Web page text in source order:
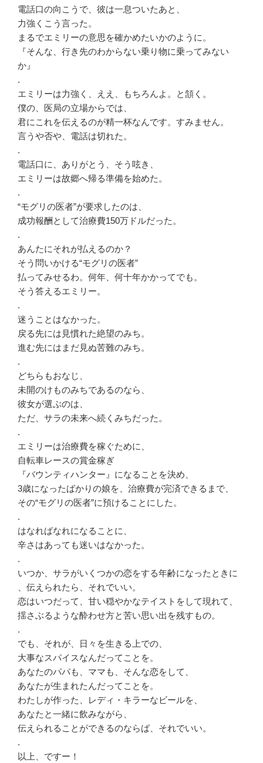
電話口の向こうで、彼は一息ついたあと、
力強くこう言った。
まるでエミリーの意思を確かめたいかのように。
『そんな、行き先のわからない乗り物に乗ってみない
か』
.
エミリーは力強く、ええ、もちろんよ。と頷く。
僕の、医局の立場からでは、
君にこれを伝えるのが精一杯なんです。すみません。
言うや否や、電話は切れた。
.
電話口に、ありがとう、そう呟き、
エミリーは故郷へ帰る準備を始めた。
.
“モグリの医者”が要求したのは、
成功報酬として治療費150万ドルだった。
.
あんたにそれが払えるのか？
そう問いかける“モグリの医者”
払ってみせるわ。何年、何十年かかってでも。
そう答えるエミリー。
.
迷うことはなかった。
戻る先には見慣れた絶望のみち。
進む先にはまだ見ぬ苦難のみち。
.
どちらもおなじ、
未開のけものみちであるのなら、
彼女が選ぶのは、
ただ、サラの未来へ続くみちだった。
.
エミリーは治療費を稼ぐために、
自転車レースの賞金稼ぎ
『バウンティハンター』になることを決め、
3歳になったばかりの娘を、治療費が完済できるまで、
その“モグリの医者”に預けることにした。
.
はなればなれになることに、
辛さはあっても迷いはなかった。
.
いつか、サラがいくつかの恋をする年齢になったときに
、伝えられたら、それでいい。
恋はいつだって、甘い穏やかなテイストをして現れて、
揺さぶるような酔わせ方と苦い思い出を残すもの。
.
でも、それが、日々を生きる上での、
大事なスパイスなんだってことを。
あなたのパパも、ママも、そんな恋をして、
あなたが生まれたんだってことを。
わたしが作った、レディ・キラーなビールを、
あなたと一緒に飲みながら、
伝えられることができるのならば、それでいい。
.
以上、ですー！